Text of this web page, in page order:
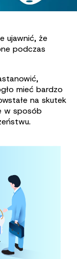
ujawnić, że
podczas
mieć bardzo
na skutek
w sposób